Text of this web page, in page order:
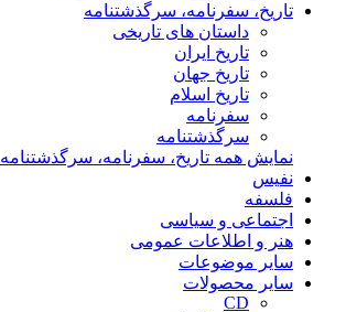
تاریخ، سفرنامه، سرگذشتنامه
داستان های تاریخی
تاریخ ایران
تاریخ جهان
تاریخ اسلام
سفرنامه
سرگذشتنامه
نمایش همه تاریخ، سفرنامه، سرگذشتنامه
نفیس
فلسفه
اجتماعی و سیاسی
هنر و اطلاعات عمومی
سایر موضوعات
سایر محصولات
CD